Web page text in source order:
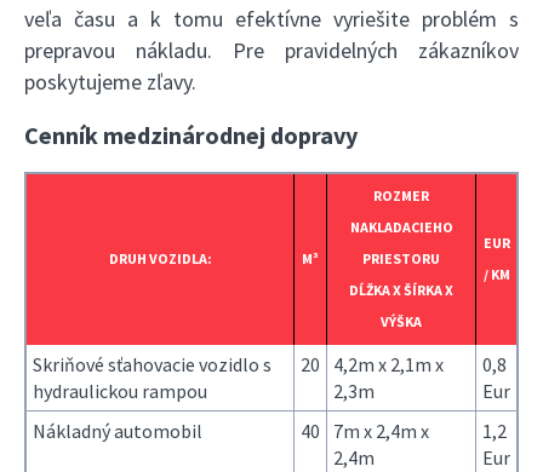
veľa času a k tomu efektívne vyriešite problém s
prepravou nákladu. Pre pravidelných zákazníkov
poskytujeme zľavy.
Cenník medzinárodnej dopravy
DRUH VOZIDLA: M³
ROZMER
NAKLADACIEHO
PRIESTORU
DĹŽKA X ŠÍRKA X
VÝŠKA
EUR
/ KM
Skriňové sťahovacie vozidlo s
hydraulickou rampou
20
4,2m x 2,1m x
2,3m
0,8
Eur
Nákladný automobil
40
7m x 2,4m x
2,4m
1,2
Eur